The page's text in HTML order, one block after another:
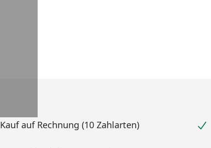
Kauf auf Rechnung (10 Zahlarten)